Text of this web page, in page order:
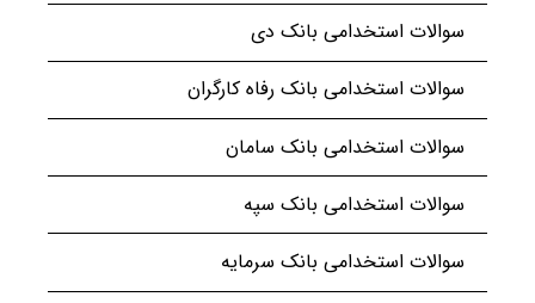
سوالات استخدامی بانک دی
سوالات استخدامی بانک رفاه کارگران
سوالات استخدامی بانک سامان
سوالات استخدامی بانک سپه
سوالات استخدامی بانک سرمایه